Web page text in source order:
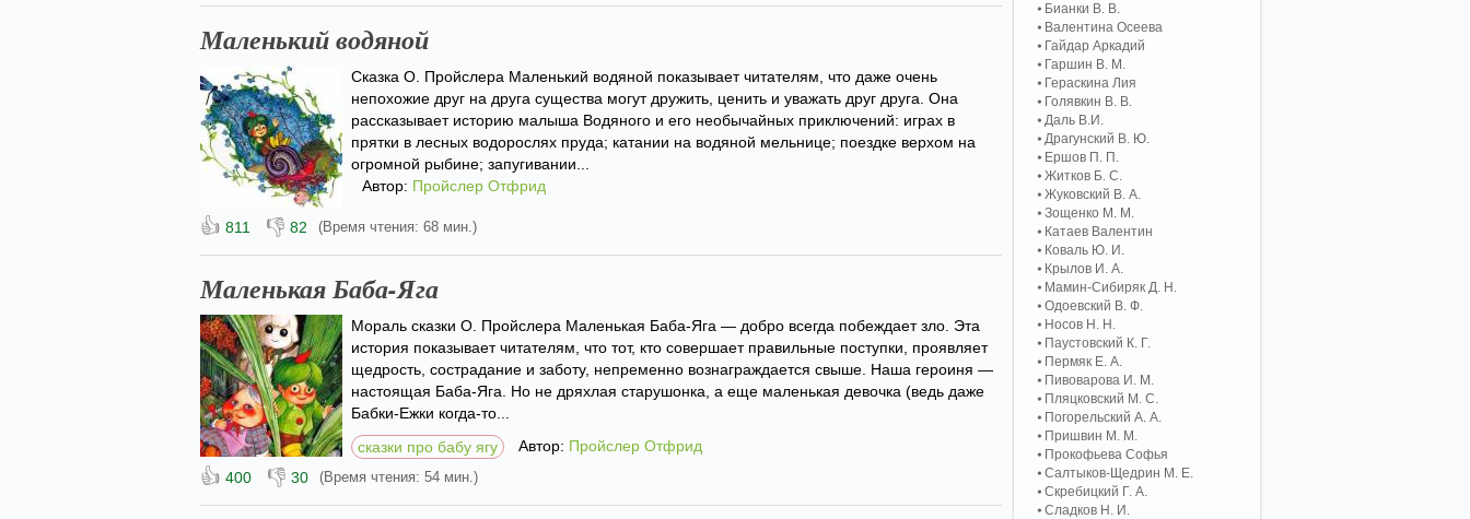
Маленький водяной
Сказка О. Пройслера Маленький водяной показывает читателям, что даже очень
непохожие друг на друга существа могут дружить, ценить и уважать друг друга. Она
рассказывает историю малыша Водяного и его необычайных приключений: играх в
прятки в лесных водорослях пруда; катании на водяной мельнице; поездке верхом на
огромной рыбине; запугивании...
Автор: Пройслер Отфрид
👍 811 👎 82 (Время чтения: 68 мин.)
Маленькая Баба-Яга
Мораль сказки О. Пройслера Маленькая Баба-Яга — добро всегда побеждает зло. Эта
история показывает читателям, что тот, кто совершает правильные поступки, проявляет
щедрость, сострадание и заботу, непременно вознаграждается свыше. Наша героиня —
настоящая Баба-Яга. Но не дряхлая старушонка, а еще маленькая девочка (ведь даже
Бабки-Ежки когда-то...
сказки про бабу ягу
Автор: Пройслер Отфрид
👍 400 👎 30 (Время чтения: 54 мин.)
Бианки В. В.
Валентина Осеева
Гайдар Аркадий
Гаршин В. М.
Гераскина Лия
Голявкин В. В.
Даль В.И.
Драгунский В. Ю.
Ершов П. П.
Житков Б. С.
Жуковский В. А.
Зощенко М. М.
Катаев Валентин
Коваль Ю. И.
Крылов И. А.
Мамин-Сибиряк Д. Н.
Одоевский В. Ф.
Носов Н. Н.
Паустовский К. Г.
Пермяк Е. А.
Пивоварова И. М.
Пляцковский М. С.
Погорельский А. A.
Пришвин М. М.
Прокофьева Софья
Салтыков-Щедрин М. Е.
Скребицкий Г. А.
Сладков Н. И.